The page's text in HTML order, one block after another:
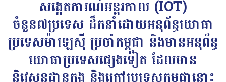
សង្កេតការណ៍អន្តរកាល (IOT)
ចំនួន៧ប្រទេស ដឹកនាំដោយអនុព័ន្ធយោធា
ប្រទេសម៉ាឡេស៊ី ប្រចាំកម្ពុជា និងមានអនុព័ន្ធ
យោធាប្រទេសផ្សេងទៀត ដែលមាន